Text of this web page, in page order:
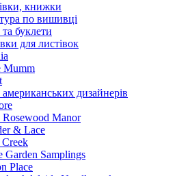
книжки
по вишивці
буклети
для листівок
Mumm
дизайнерів
Manor
& Lace
Creek
Garden Samplings
Place